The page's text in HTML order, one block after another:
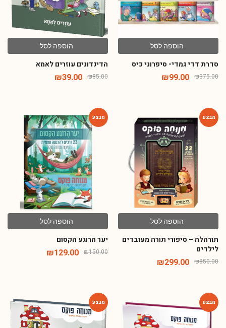
הוספה לסל
סדרת דדי גמדי- סיפרוני כיס
₪375.00
₪99.00
הוספה לסל
הדינדונים עוזרים לאמא
₪85.00
₪39.00
הוספה לסל
תורהלה – סיפורי תורה מעובדים
לילדים
₪850.00
₪299.00
הוספה לסל
יער הרוגע הקסום
₪150.00
₪129.00
-54%